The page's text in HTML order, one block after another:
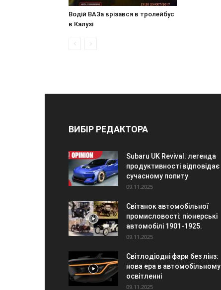
Водій ВАЗа врізався в тролейбус
в Калузі
ВИБІР РЕДАКТОРА
Subaru UK Revival: легенда
продуктивності відповідає
сучасному попиту
09.11.2025
Світанок автомобільної
промисловості: піонерські
автомобілі 1901-1925.
09.11.2025
Світлодіодні фари без лінз:
нова ера в автомобільному
освітленні
09.11.2025